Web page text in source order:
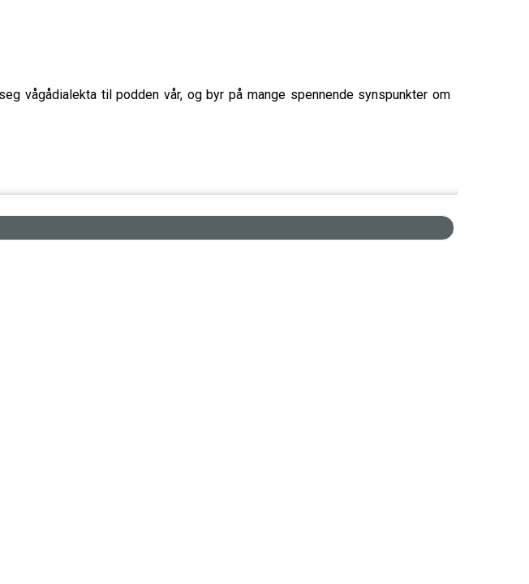
vågådialekta til podden vår, og byr på mange spennende synspunkter om